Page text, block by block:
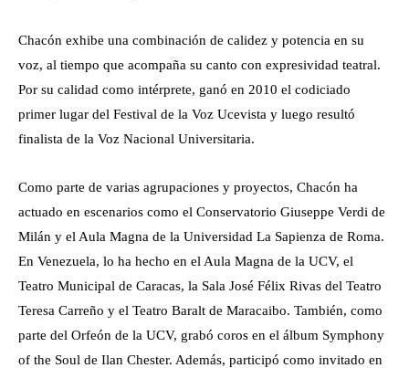
Chacón exhibe una combinación de calidez y potencia en su
voz, al tiempo que acompaña su canto con expresividad teatral.
Por su calidad como intérprete, ganó en 2010 el codiciado
primer lugar del Festival de la Voz Ucevista y luego resultó
finalista de la Voz Nacional Universitaria.
Como parte de varias agrupaciones y proyectos, Chacón ha
actuado en escenarios como el Conservatorio Giuseppe Verdi de
Milán y el Aula Magna de la Universidad La Sapienza de Roma.
En Venezuela, lo ha hecho en el Aula Magna de la UCV, el
Teatro Municipal de Caracas, la Sala José Félix Rivas del Teatro
Teresa Carreño y el Teatro Baralt de Maracaibo. También, como
parte del Orfeón de la UCV, grabó coros en el álbum Symphony
of the Soul de Ilan Chester. Además, participó como invitado en